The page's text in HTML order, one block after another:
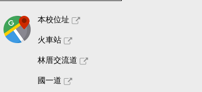
本校位址
火車站
林厝交流道
國一道